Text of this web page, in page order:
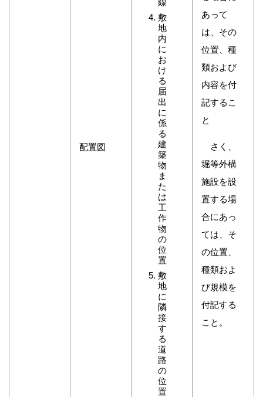
配置図
線
敷
地
内
に
お
け
る
届
出
に
係
る
建
築
物
ま
た
は
工
作
物
の
位
置
敷
地
に
隣
接
す
る
道
路
の
位
置
あって
は、その
位置、種
類および
内容を付
記するこ
と
さく、
堀等外構
施設を設
置する場
合にあっ
ては、そ
の位置、
種類およ
び規模を
付記する
こと。